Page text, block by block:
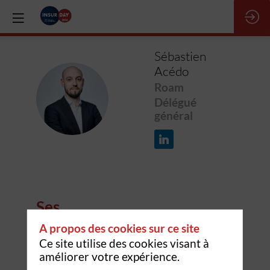
SA
Sébastien
Acédo
Roam
Délégué
général
Ses
sessions
Retrouvez la liste de toutes les sessions
A propos des cookies sur ce site
Ce site utilise des cookies visant à
améliorer votre expérience.